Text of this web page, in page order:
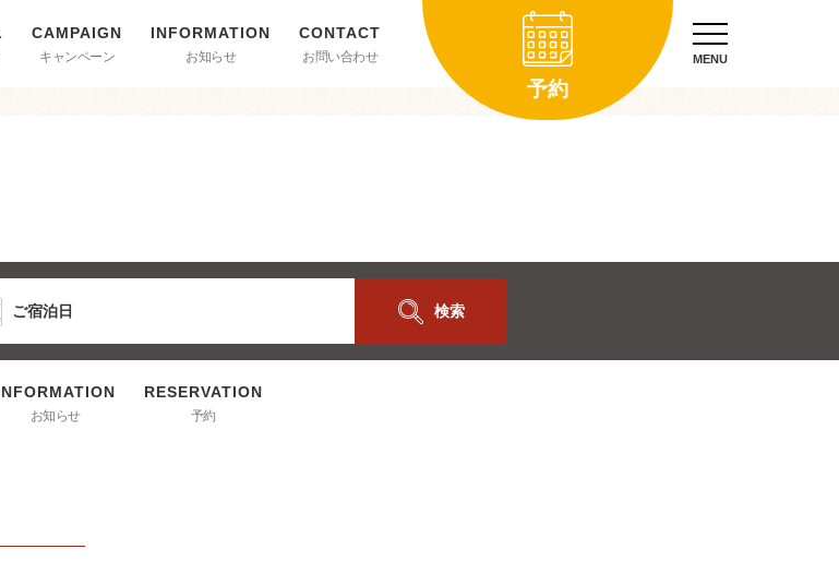
キャンペーン お知らせ お問い合わせ
予約
MENU
検索
お知らせ 予約